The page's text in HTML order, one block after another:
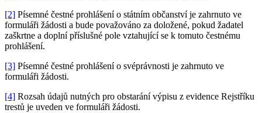
[2] Písemné čestné prohlášení o státním občanství je zahrnuto ve
formuláři žádosti a bude považováno za doložené, pokud žadatel
zaškrtne a doplní příslušné pole vztahující se k tomuto čestnému
prohlášení.
[3] Písemné čestné prohlášení o svéprávnosti je zahrnuto ve
formuláři žádosti.
[4] Rozsah údajů nutných pro obstarání výpisu z evidence Rejstříku
trestů je uveden ve formuláři žádosti.